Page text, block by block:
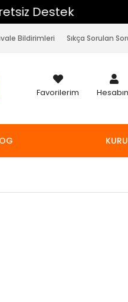
Bildirimleri Sıkça Sorulan
Favorilerim